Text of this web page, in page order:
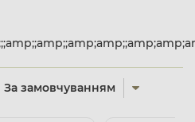
За замовчуванням